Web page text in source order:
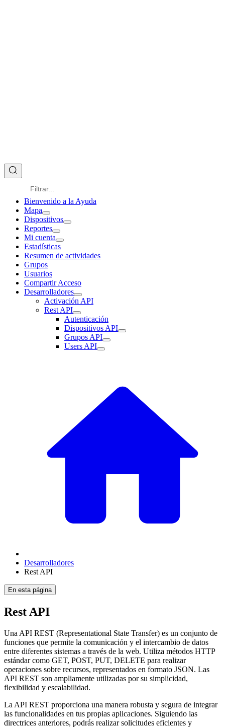
Bienvenido a la Ayuda
Mapa
Dispositivos
Reportes
Mi cuenta
Estadísticas
Resumen de actividades
Grupos
Usuarios
Compartir Acceso
Desarrolladores
Activación API
Rest API
Autenticación
Dispositivos API
Grupos API
Users API
Desarrolladores
Rest API
En esta página
Rest API
Una API REST (Representational State Transfer) es un conjunto de
funciones que permite la comunicación y el intercambio de datos
entre diferentes sistemas a través de la web. Utiliza métodos HTTP
estándar como GET, POST, PUT, DELETE para realizar
operaciones sobre recursos, representados en formato JSON. Las
API REST son ampliamente utilizadas por su simplicidad,
flexibilidad y escalabilidad.
La API REST proporciona una manera robusta y segura de integrar
las funcionalidades en tus propias aplicaciones. Siguiendo las
directrices anteriores, podrás realizar solicitudes eficientes y